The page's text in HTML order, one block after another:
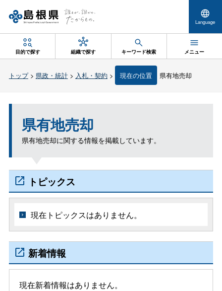
Language
目的で探す 組織で探す キーワード検索 メニュー
トップ> 県政・統計> 入札・契約 > 現在の位置 県有地売却
県有地売却
県有地売却に関する情報を掲載しています。
トピックス
現在トピックスはありません。
新着情報
現在新着情報はありません。